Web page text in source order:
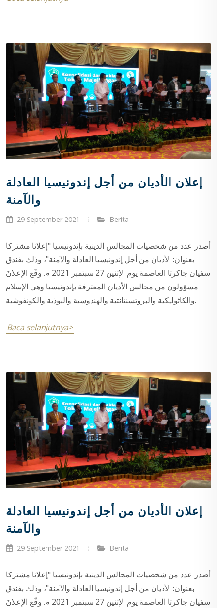
إعلان الأديان من أجل إندونيسيا العادلة
والآمنة
29 September 2021 Berita
أصدر عدد من شخصيات المجالس الدينية بإندونيسيا "إعلانا مشتركا
بعنوان: الأديان من أجل إندونيسيا العادلة والآمنة"، وذلك بفندق
سفيان جاكرتا العاصمة يوم الإثنين 27 سبتمبر 2021 م. وقّع الإعلانَ
مسؤولون من مجالس الأديان المعترفة بإندونيسيا وهي الإسلام
والكاثوليكية والبروتسنتانتية والهندوسية والبوذية والكونفوشية.
Baca selanjutnya>
إعلان الأديان من أجل إندونيسيا العادلة
والآمنة
29 September 2021 Berita
أصدر عدد من شخصيات المجالس الدينية بإندونيسيا "إعلانا مشتركا
بعنوان: الأديان من أجل إندونيسيا العادلة والآمنة"، وذلك بفندق
سفيان جاكرتا العاصمة يوم الإثنين 27 سبتمبر 2021 م. وقّع الإعلانَ